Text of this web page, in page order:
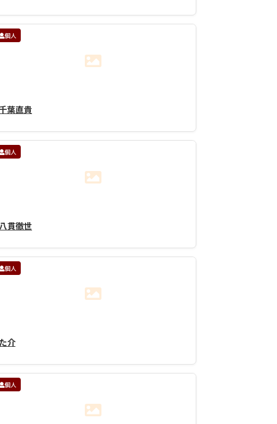
個人
葉直貴
個人
貫徹世
個人
た介
個人